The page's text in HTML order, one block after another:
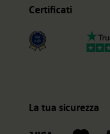
Certificati
La tua sicurezza